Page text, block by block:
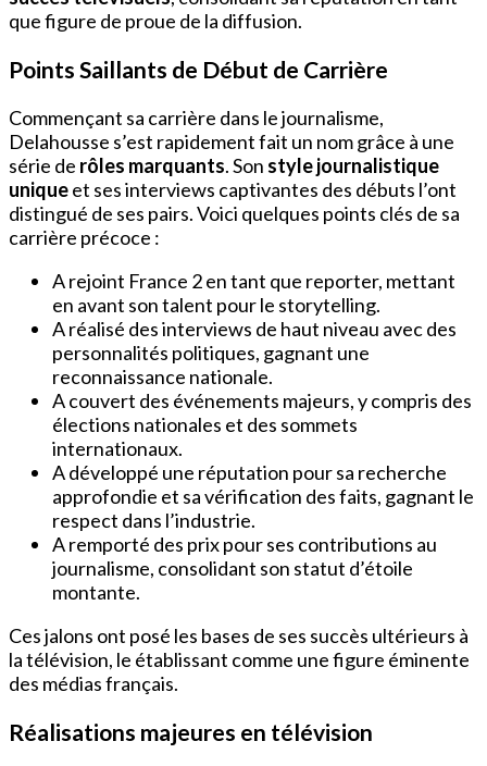
que figure de proue de la diffusion.
Points Saillants de Début de Carrière
Commençant sa carrière dans le journalisme,
Delahousse s’est rapidement fait un nom grâce à une
série de rôles marquants. Son style journalistique
uniqueet ses interviews captivantes des débuts l’ont
distingué de ses pairs. Voici quelques points clés de sa
carrière précoce :
A rejoint France 2 en tant que reporter, mettant
en avant son talent pour le storytelling.
A réalisé des interviews de haut niveau avec des
personnalités politiques, gagnant une
reconnaissance nationale.
A couvert des événements majeurs, y compris des
élections nationales et des sommets
internationaux.
A développé une réputation pour sa recherche
approfondie et sa vérification des faits, gagnant le
respect dans l’industrie.
A remporté des prix pour ses contributions au
journalisme, consolidant son statut d’étoile
montante.
Ces jalons ont posé les bases de ses succès ultérieurs à
la télévision, le établissant comme une figure éminente
des médias français.
Réalisations majeures en télévision